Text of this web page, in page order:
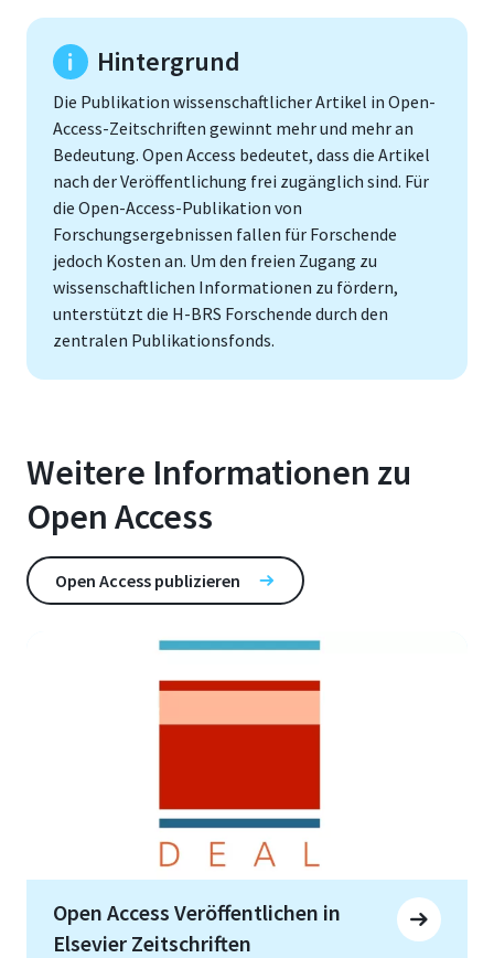
Hintergrund
Die Publikation wissenschaftlicher Artikel in Open-
Access-Zeitschriften gewinnt mehr und mehr an
Bedeutung. Open Access bedeutet, dass die Artikel
nach der Veröffentlichung frei zugänglich sind. Für
die Open-Access-Publikation von
Forschungsergebnissen fallen für Forschende
jedoch Kosten an. Um den freien Zugang zu
wissenschaftlichen Informationen zu fördern,
unterstützt die H-BRS Forschende durch den
zentralen Publikationsfonds.
Weitere Informationen zu
Open Access
Open Access publizieren
Open Access Veröffentlichen in
Elsevier Zeitschriften